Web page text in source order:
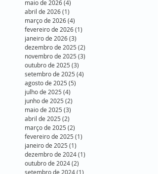
maio de 2026(4)
abril de 2026(1)
março de 2026(4)
fevereiro de 2026(1)
janeiro de 2026(3)
dezembro de 2025 (2)
novembro de 2025 (3)
outubro de 2025 (3)
setembro de 2025 (4)
agosto de 2025 (5)
julho de 2025 (4)
junho de 2025 (2)
maio de 2025 (3)
abril de 2025 (2)
março de 2025 (2)
fevereiro de 2025 (1)
janeiro de 2025 (1)
dezembro de 2024(1)
outubro de 2024(2)
setembro de 2024(1)